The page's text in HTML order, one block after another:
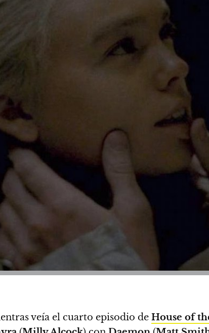
veía el cuarto episodio de House of